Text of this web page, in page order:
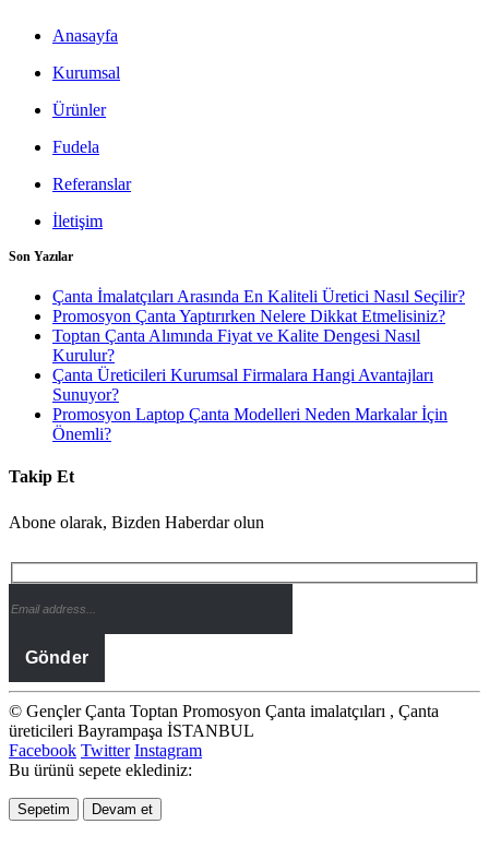
Anasayfa
Kurumsal
Ürünler
Fudela
Referanslar
İletişim
Son Yazılar
Çanta İmalatçıları Arasında En Kaliteli Üretici Nasıl Seçilir?
Promosyon Çanta Yaptırırken Nelere Dikkat Etmelisiniz?
Toptan Çanta Alımında Fiyat ve Kalite Dengesi Nasıl
Kurulur?
Çanta Üreticileri Kurumsal Firmalara Hangi Avantajları
Sunuyor?
Promosyon Laptop Çanta Modelleri Neden Markalar İçin
Önemli?
Takip Et
Abone olarak, Bizden Haberdar olun
© Gençler Çanta Toptan Promosyon Çanta imalatçıları , Çanta
üreticileri Bayrampaşa İSTANBUL
Facebook Twitter Instagram
Bu ürünü sepete eklediniz:
Sepetim Devam et